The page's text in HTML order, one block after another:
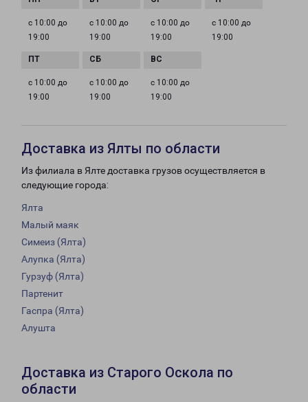
с 10:00 до
19:00
с 10:00 до
19:00
с 10:00 до
19:00
с 10:00 до
19:00
с 10:00 до
19:00
с 10:00 до
19:00
с 10:00 до
19:00
Доставка из Ялты по области
Из филиала в Ялте доставка грузов осуществляется в
следующие города:
Ялта
Малый маяк
Симеиз (Ялта)
Алупка (Ялта)
Гурзуф (Ялта)
Партенит
Гаспра (Ялта)
Алушта
Доставка из Старого Оскола по
области